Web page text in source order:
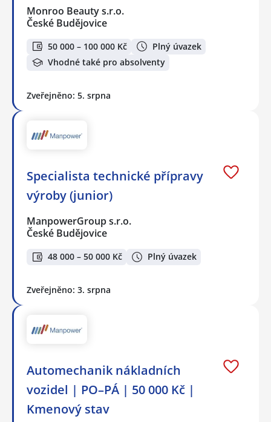
Monroo Beauty s.r.o.
České Budějovice
50 000 – 100 000 Kč
Plný úvazek
Vhodné také pro absolventy
Zveřejněno: 5. srpna
Specialista technické přípravy
výroby (junior)
ManpowerGroup s.r.o.
České Budějovice
48 000 – 50 000 Kč Plný úvazek
Zveřejněno: 3. srpna
Automechanik nákladních
vozidel | PO–PÁ | 50 000 Kč |
Kmenový stav